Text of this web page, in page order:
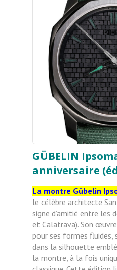
GÜBELIN
anniversaire
La montre Gübelin
le célèbre architecte
signe d’amitié entre les
et Calatrava). Son
pour ses formes fluides,
dans la silhouette
la montre, à la fois